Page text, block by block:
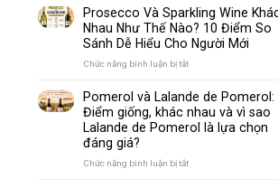
giống
nho
trắng
làm
biến
nhất
thế
Prosecco Và Sparkling Wine
Nhau Như Thế Nào? 10 Điểm So
Sánh Dễ Hiểu Cho Người Mới
Chức năng bình luận bị tắtở
Và
Sparkling
Wine
Khác
Pomerol và Lalande de Pomerol:
Điểm giống, khác nhau và vì sao
Lalande de Pomerol là lựa chọn
đáng giá?
Chức năng bình luận bị tắtở